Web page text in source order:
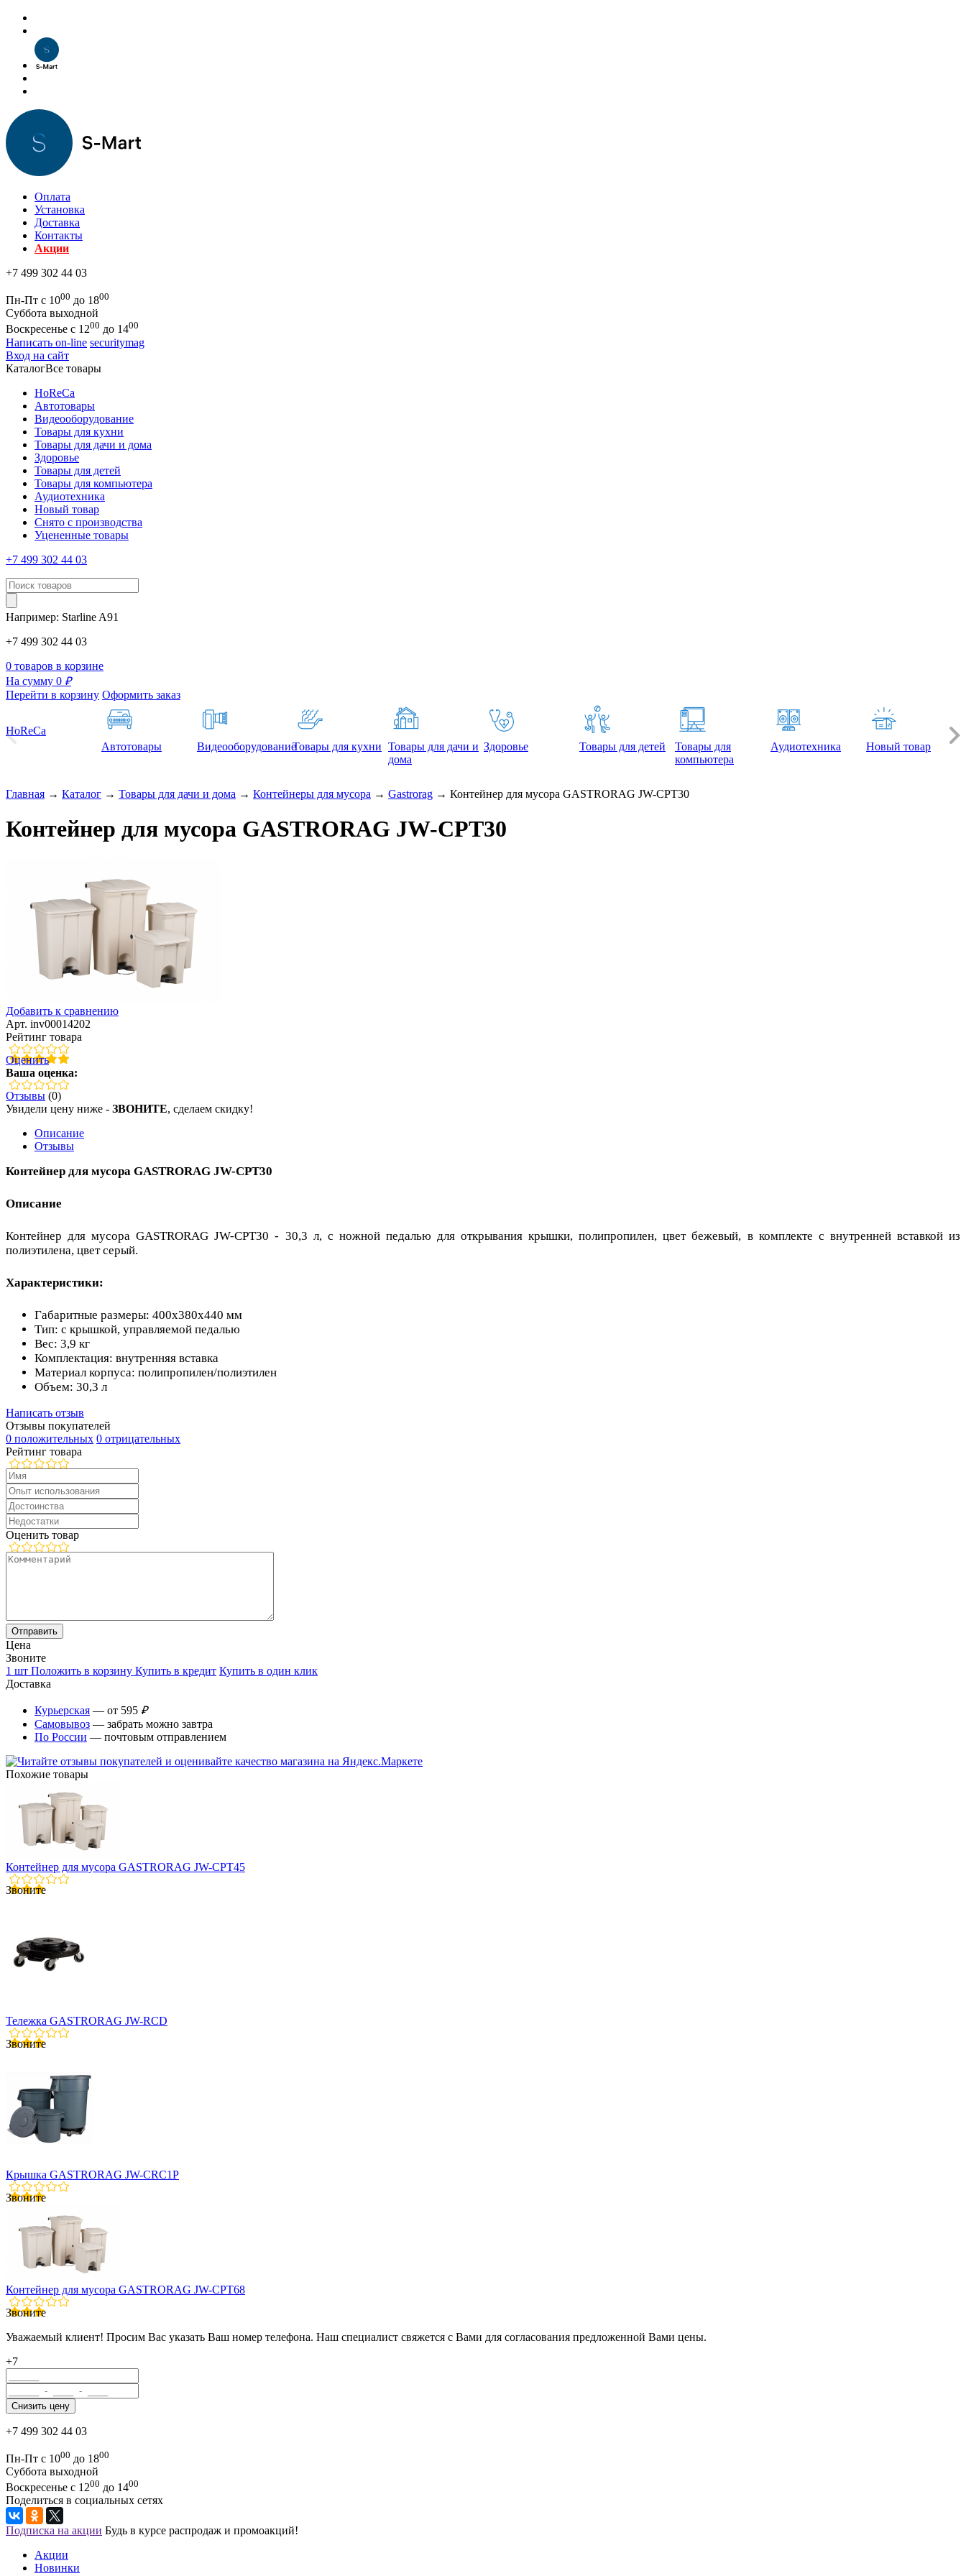
Оплата
Установка
Доставка
Контакты
Акции
+7 499 302 44 03
Пн-Пт с 1000 до 1800
Суббота выходной
Воскресенье с 1200 до 1400
Написать on-line securitymag
Вход на сайт
КаталогВсе товары
HoReCa
Автотовары
Видеооборудование
Товары для кухни
Товары для дачи и дома
Здоровье
Товары для детей
Товары для компьютера
Аудиотехника
Новый товар
Снято с производства
Уцененные товары
+7 499 302 44 03
Например: Starline A91
+7 499 302 44 03
0 товаров в корзине
На сумму 0 ₽
Перейти в корзину Оформить заказ
HoReCa
Автотовары
ВидеооборудованиеТовары для кухни Товары для дачи и
дома
Здоровье Товары для детей
Товары для
компьютера
Аудиотехника Новый товар
Главная → Каталог → Товары для дачи и дома → Контейнеры для мусора → Gastrorag → Контейнер для мусора GASTRORAG JW-CPT30
Контейнер для мусора GASTRORAG JW-CPT30
Добавить к сравнению
Арт. inv00014202
Рейтинг товара
Оценить
Ваша оценка:
Отзывы (0)
Увидели цену ниже - ЗВОНИТЕ, сделаем скидку!
Описание
Отзывы
Контейнер для мусора GASTRORAG JW-CPT30
Описание
Контейнер для мусора GASTRORAG JW-CPT30 - 30,3 л, с ножной педалью для открывания крышки, полипропилен, цвет бежевый, в комплекте с внутренней вставкой из
полиэтилена, цвет серый.
Характеристики:
Габаритные размеры: 400х380х440 мм
Тип: с крышкой, управляемой педалью
Вес: 3,9 кг
Комплектация: внутренняя вставка
Материал корпуса: полипропилен/полиэтилен
Объем: 30,3 л
Написать отзыв
Отзывы покупателей
0 положительных 0 отрицательных
Рейтинг товара
Оценить товар
Цена
Звоните
1 шт Положить в корзину Купить в кредит Купить в один клик
Доставка
Курьерская — от 595 ₽
Самовывоз — забрать можно завтра
По России — почтовым отправлением
Похожие товары
Контейнер для мусора GASTRORAG JW-CPT45
Звоните
Тележка GASTRORAG JW-RCD
Звоните
Крышка GASTRORAG JW-CRC1P
Звоните
Контейнер для мусора GASTRORAG JW-CPT68
Звоните
Уважаемый клиент! Просим Вас указать Ваш номер телефона. Наш специалист свяжется с Вами для согласования предложенной Вами цены.
+7
+7 499 302 44 03
Пн-Пт с 1000 до 1800
Суббота выходной
Воскресенье с 1200 до 1400
Поделиться в социальных сетях
Подписка на акции Будь в курсе распродаж и промоакций!
Акции
Новинки